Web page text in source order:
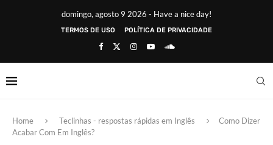
domingo, agosto 9 2026 - Have a nice day!
TERMOS DE USO POLÍTICA DE PRIVACIDADE
Home Teclinhas - respostas rápidas em Inglês
Como Dizer
Acabar Com Em Inglês?